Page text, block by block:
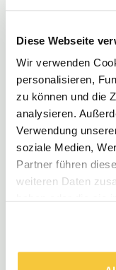
Diese Webseite
Wir verwenden
personalisieren,
zu können und die
analysieren.
Verwendung
soziale Medien,
Partner führen
weiteren Daten
Mission
0